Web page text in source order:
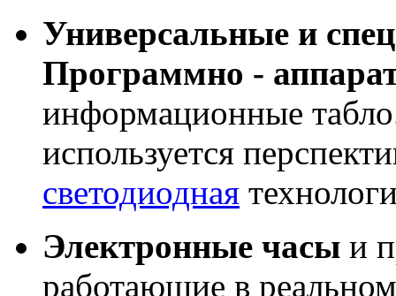
Универсальные и
Программно -
информационные
используется
светодиодная
Электронные часы и
работающие в